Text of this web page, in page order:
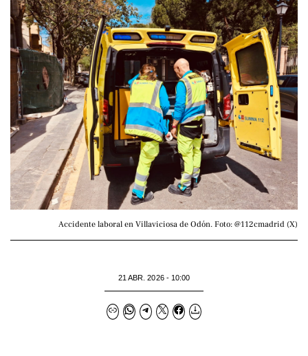
Accidente laboral en Villaviciosa de Odón. Foto: @112cmadrid (X)
21 ABR. 2026 - 10:00